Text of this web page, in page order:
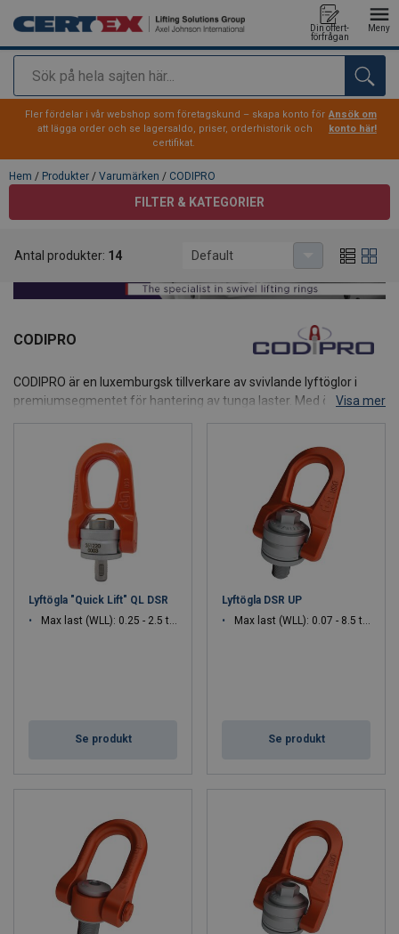
Sök
Din offert-
förfrågan
Meny
tillagd i varukorg
Fler fördelar i vår webshop som företagskund – skapa konto för
att lägga order och se lagersaldo, priser, orderhistorik och
certifikat.
Ansök om
konto här!
Hem / Produkter / Varumärken / CODIPRO
FILTER & KATEGORIER
CODIPRO
CODIPRO är en luxemburgsk tillverkare av svivlande lyftöglor i
premiumsegmentet för hantering av tunga laster. Med över 50 års
erfarenhet utvecklar företaget patenterade lyftlösningar som
produkter distribueras i fler än 70 länder och används världen över
inom branscher som verktygs- och formtillverkning, energi,
offshore, flyg- och rymdindustri, försvar och tung industri.
Visa mer
Antal produkter: 14 Default
Lyftögla "Quick Lift" QL DSR
Max last (WLL): 0.25 - 2.5 ton
Se produkt
Lyftögla DSR UP
Max last (WLL): 0.07 - 8.5 ton
Se produkt